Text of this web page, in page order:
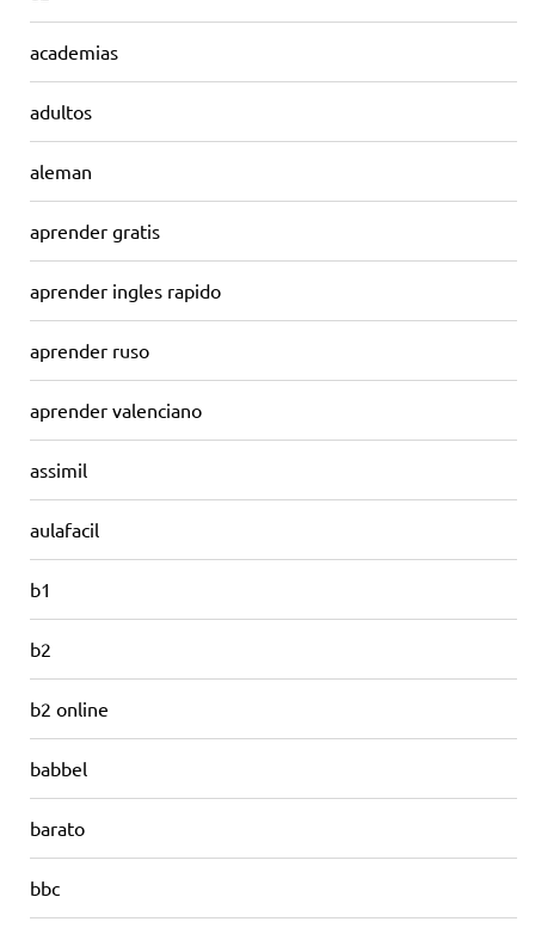
academias
adultos
aleman
aprender gratis
aprender ingles rapido
aprender ruso
aprender valenciano
assimil
aulafacil
b1
b2
b2 online
babbel
barato
bbc